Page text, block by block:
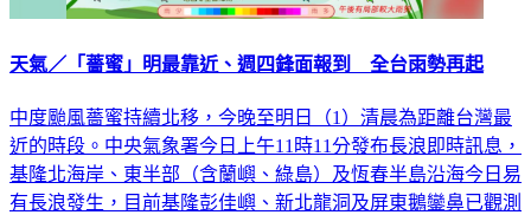
天氣／「薔蜜」明最靠近、週四鋒面報到 全台雨勢再起
中度颱風薔蜜持續北移，今晚至明日（1）清晨為距離台灣最
近的時段。中央氣象署今日上午11時11分發布長浪即時訊息，
基隆北海岸、東半部（含蘭嶼、綠島）及恆春半島沿海今日易
有長浪發生，目前基隆彭佳嶼、新北龍洞及屏東鵝鑾鼻已觀測